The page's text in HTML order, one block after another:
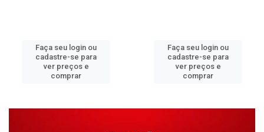
Faça seu login ou
cadastre-se para
ver preços e
comprar
Faça seu login ou
cadastre-se para
ver preços e
comprar